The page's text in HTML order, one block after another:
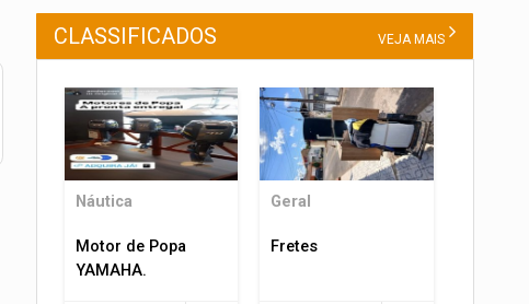
CLASSIFICADOS VEJA MAIS
Náutica
Motor de Popa
YAMAHA.
Geral
Fretes